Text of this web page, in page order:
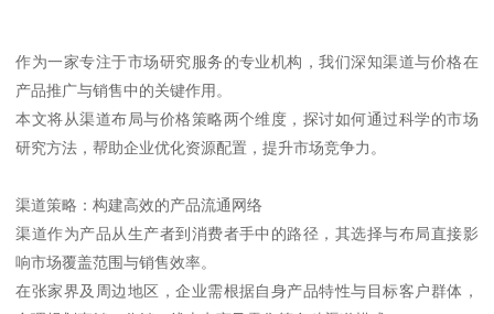
作为一家专注于市场研究服务的专业机构，我们深知渠道与价格在
产品推广与销售中的关键作用。
本文将从渠道布局与价格策略两个维度，探讨如何通过科学的市场
研究方法，帮助企业优化资源配置，提升市场竞争力。
渠道策略：构建高效的产品流通网络
渠道作为产品从生产者到消费者手中的路径，其选择与布局直接影
响市场覆盖范围与销售效率。
在张家界及周边地区，企业需根据自身产品特性与目标客户群体，